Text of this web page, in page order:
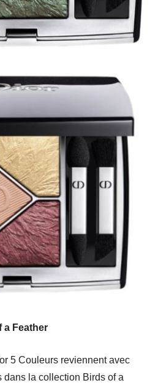
a Feather
5 Couleurs reviennent avec
la collection Birds of a